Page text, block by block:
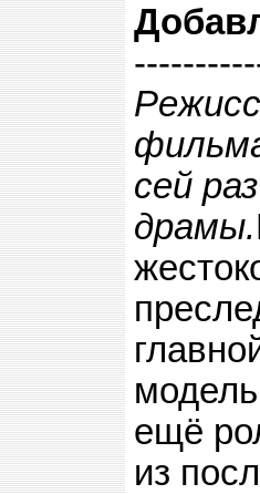
сей
драмы.
ещё
из